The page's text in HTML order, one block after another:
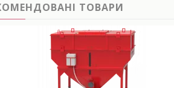
ТОВАРИ